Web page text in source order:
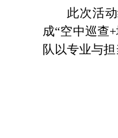
此次活
成“空中巡查
队以专业与